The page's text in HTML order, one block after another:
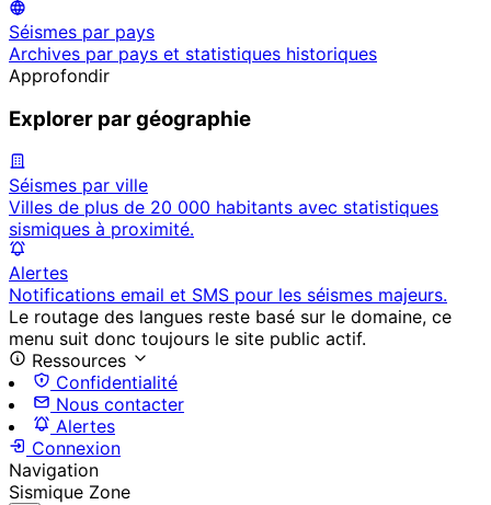
Séismes par pays
Archives par pays et statistiques historiques
Approfondir
Explorer par géographie
Séismes par ville
Villes de plus de 20 000 habitants avec statistiques
sismiques à proximité.
Alertes
Notifications email et SMS pour les séismes majeurs.
Le routage des langues reste basé sur le domaine, ce
menu suit donc toujours le site public actif.
Ressources
Confidentialité
Nous contacter
Alertes
Connexion
Navigation
Sismique Zone